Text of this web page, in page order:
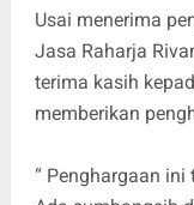
Usai menerima
Jasa Raharja
terima kasih
memberikan
“ Penghargaan